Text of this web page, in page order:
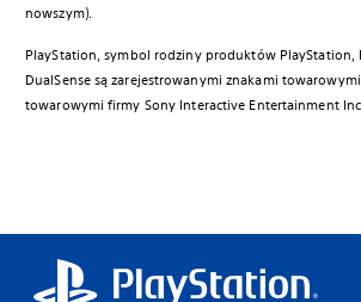
nowszym).
PlayStation, symbol rodziny produktów PlayStation,
DualSense są zarejestrowanymi znakami
towarowymi firmy Sony Interactive Entertainment